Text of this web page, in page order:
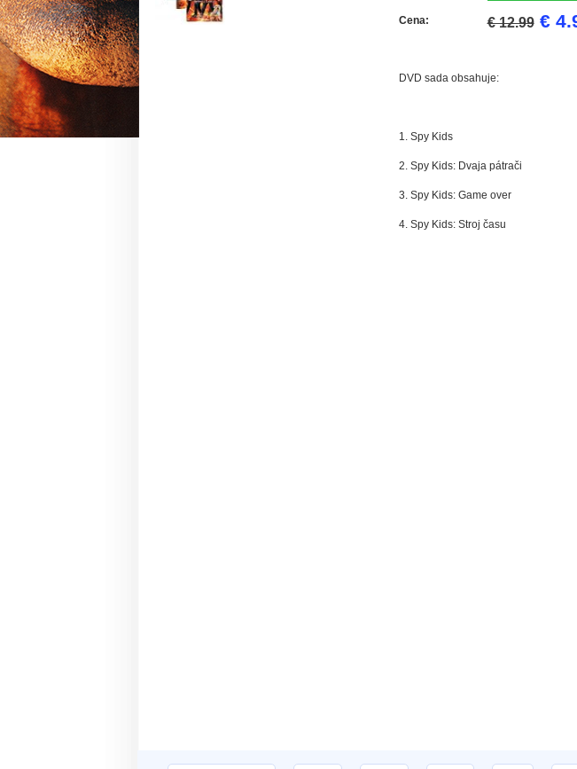
Cena: € 12.99 €
DVD sada obsahuje:
1. Spy Kids
2. Spy Kids: Dvaja pátrači
3. Spy Kids: Game over
4. Spy Kids: Stroj času